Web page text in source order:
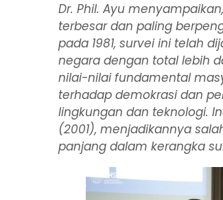
Dr. Phil. Ayu menyampaikan,
terbesar dan paling
pada 1981, survei ini telah
negara dengan total lebih
nilai-nilai fundamental
terhadap demokrasi dan
lingkungan dan teknologi.
(2001), menjadikannya
panjang dalam kerangka